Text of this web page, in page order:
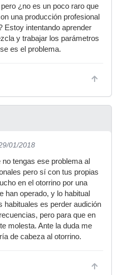
¿no es un poco raro que
una producción profesional
Estoy intentando aprender
y trabajar los parámetros
es el problema.
01/2018
tengas ese problema al
pero sí con tus propias
en el otorrino por una
han operado, y lo habitual
habituales es perder audición
pero para que en
molesta. Ante la duda me
de cabeza al otorrino.